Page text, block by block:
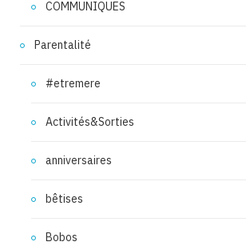
COMMUNIQUES
Parentalité
#etremere
Activités&Sorties
anniversaires
bêtises
Bobos